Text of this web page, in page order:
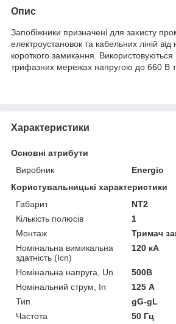
Опис
Запобіжники призначені для захисту
електроустановок та кабельних ліній
короткого замикання.
трифазних мережах напругою до 660 В
Характеристики
Основні атрибути
Виробник
Energio
Користувальницькі характеристики
Габарит
NT2
Кількість полюсів
1
Монтаж
Тримач
Номінальна вимикальна
здатність (Icn)
120 кА
Номінальна напруга, Un
500B
Номінальний струм, In
125 А
Тип
gG-gL
Частота
50 Гц